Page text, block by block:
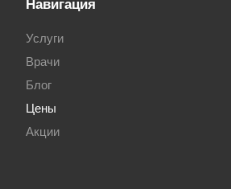
Навигация
Услуги
Врачи
Блог
Цены
Акции